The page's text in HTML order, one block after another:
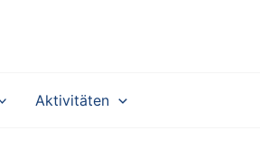
Aktivitäten